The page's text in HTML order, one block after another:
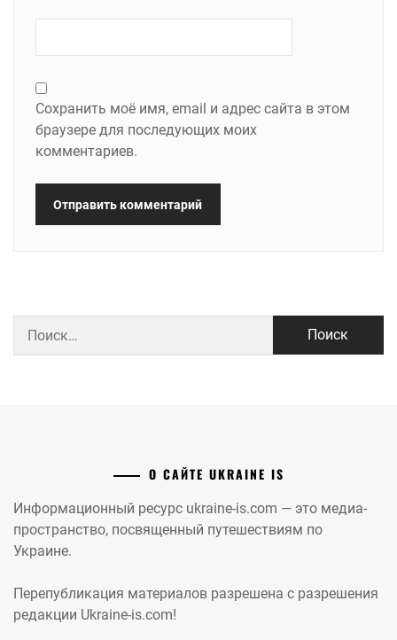
Сохранить моё имя, email и адрес сайта в этом
браузере для последующих моих
комментариев.
О САЙТЕ UKRAINE IS
Информационный ресурс ukraine-is.com — это медиа-
пространство, посвященный путешествиям по
Украине.
Перепубликация материалов разрешена с разрешения
редакции Ukraine-is.com!